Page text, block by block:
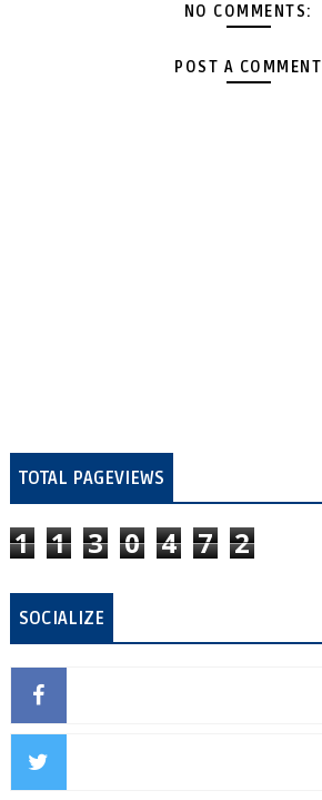
NO COMMENTS:
POST A COMMENT
TOTAL PAGEVIEWS
1 1 3 0 4 7 2
SOCIALIZE